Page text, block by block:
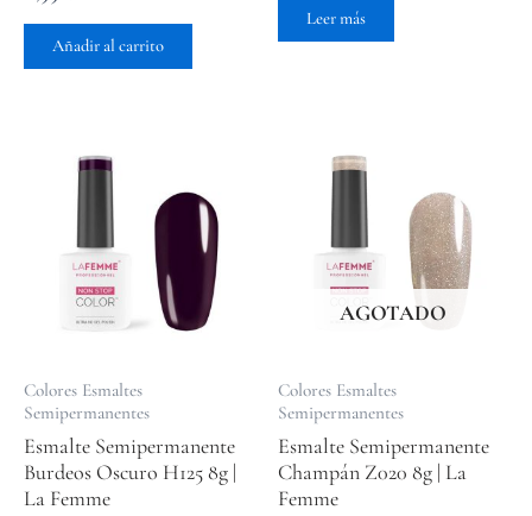
con
5.00
de 5Añadir al carrito
Leer más
Colores Esmaltes
Semipermanentes
Esmalte Semipermanente
Burdeos Oscuro H125 8g |
La Femme
AGOTADO
Colores Esmaltes
Semipermanentes
Esmalte Semipermanente
Champán Z020 8g | La
Femme